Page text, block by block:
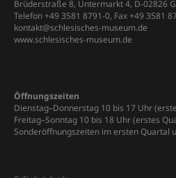
Brüderstraße 8, Untermarkt 4, D-02826
Telefon +49 3581 8791-0, Fax +49 3581
kontakt@schlesisches-museum.de
www.schlesisches-museum.de
Öffnungszeiten
Dienstag–Donnerstag 10 bis 17 Uhr
Freitag–Sonntag 10 bis 18 Uhr (erstes
Sonderöffnungszeiten im ersten Quartal